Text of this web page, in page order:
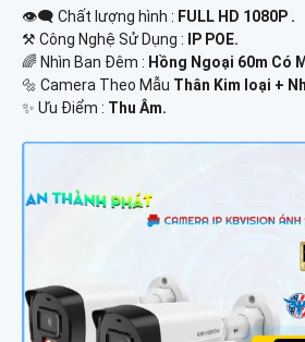
👁️‍🗨 Chất lượng hình : FULL HD 1080P .
⚒ Công Nghệ Sử Dụng :
IP POE.
🌈 Nhìn Ban Đêm : Hồng Ngoại 60m Có
🔩 Camera Theo Mẫu Thân Kim loại +
️✨ Ưu Điểm : Thu Âm.